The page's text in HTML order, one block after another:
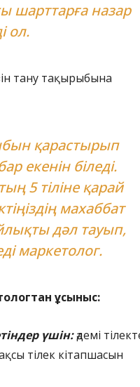
шарттарға назар
ол.
тану тақырыбына
қарастырып
екенін біледі.
5 тіліне қарай
махаббат
дәл тауып,
маркетолог.
ұсыныс:
үшін:әдемі
тілек кітапшасын